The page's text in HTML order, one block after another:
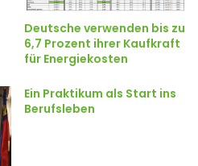
Deutsche verwenden bis zu
6,7 Prozent ihrer Kaufkraft
für Energiekosten
Ein Praktikum als Start ins
Berufsleben